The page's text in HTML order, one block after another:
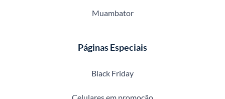
Muambator
Páginas Especiais
Black Friday